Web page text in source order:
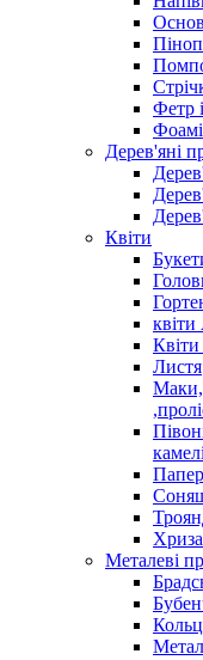
Фетр
Дерев'яні
Квіти
квіти
Квіти
Листя
Маки,
Металеві